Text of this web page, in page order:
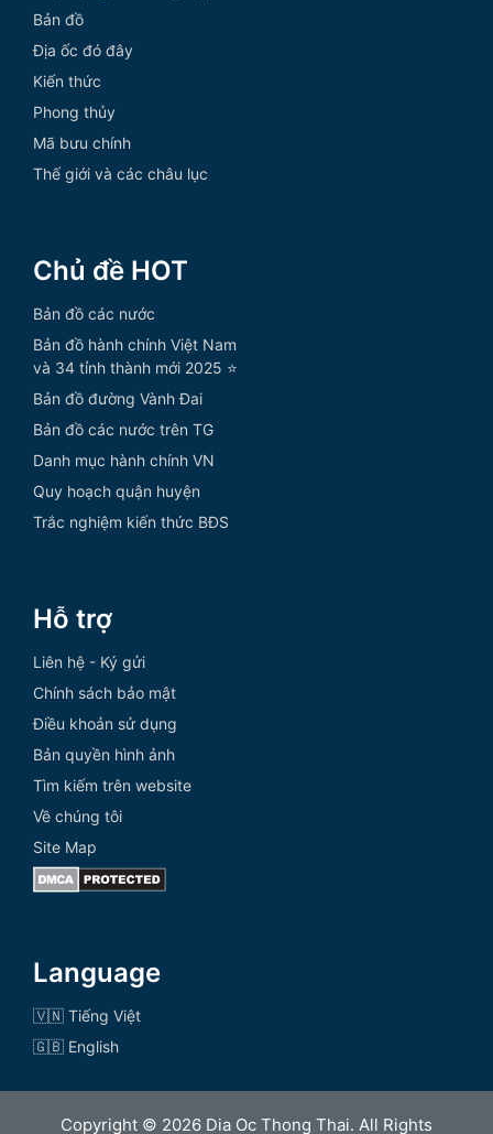
Bản đồ
Địa ốc đó đây
Kiến thức
Phong thủy
Mã bưu chính
Thế giới và các châu lục
Chủ đề HOT
Bản đồ các nước
Bản đồ hành chính Việt Nam
và 34 tỉnh thành mới 2025 ⭐
Bản đồ đường Vành Đai
Bản đồ các nước trên TG
Danh mục hành chính VN
Quy hoạch quận huyện
Trắc nghiệm kiến thức BĐS
Hỗ trợ
Liên hệ - Ký gửi
Chính sách bảo mật
Điều khoản sử dụng
Bản quyền hình ảnh
Tìm kiếm trên website
Về chúng tôi
Site Map
Language
🇻🇳 Tiếng Việt
🇬🇧 English
Copyright © 2026 Dia Oc Thong Thai. All Rights